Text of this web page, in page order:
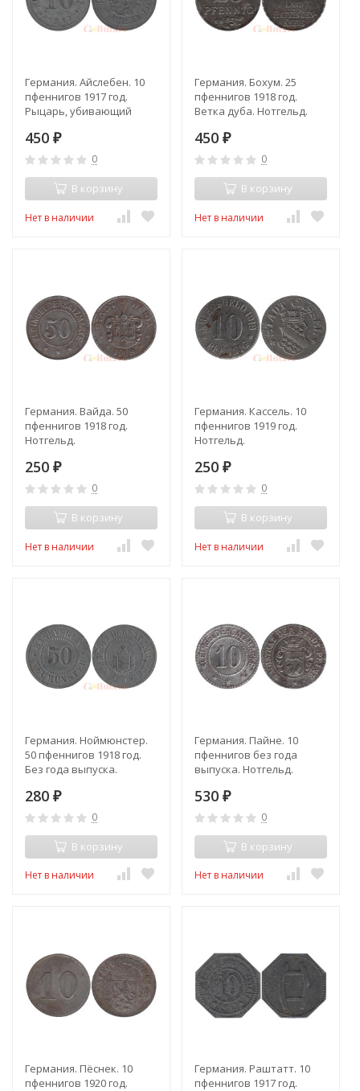
Германия. Айслебен. 10
пфеннигов 1917 год.
Рыцарь, убивающий
450 ₽
0
В корзину
Нет в наличии
Германия. Бохум. 25
пфеннигов 1918 год.
Ветка дуба. Нотгельд.
450 ₽
0
В корзину
Нет в наличии
Германия. Вайда. 50
пфеннигов 1918 год.
Нотгельд.
250 ₽
0
В корзину
Нет в наличии
Германия. Кассель. 10
пфеннигов 1919 год.
Нотгельд.
250 ₽
0
В корзину
Нет в наличии
Германия. Ноймюнстер.
50 пфеннигов 1918 год.
Без года выпуска.
280 ₽
0
В корзину
Нет в наличии
Германия. Пайне. 10
пфеннигов без года
выпуска. Нотгельд.
530 ₽
0
В корзину
Нет в наличии
Германия. Пёснек. 10
пфеннигов 1920 год.
Германия. Раштатт. 10
пфеннигов 1917 год.